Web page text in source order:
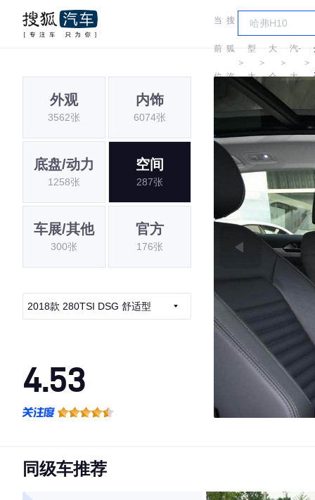
当
前
位
搜
狐
汽
＞
车
型
大
全
＞
大
众
＞
汽-
大
＞
外观
3562张
内饰
6074张
底盘/动力
1258张
空间
287张
车展/其他
300张
官方
176张
2018款 280TSI DSG 舒适型
4.53
·空间表现较为优秀，优于76%同级车
同级车推荐